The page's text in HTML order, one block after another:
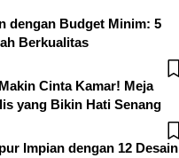
dengan Budget Minim: 5
Berkualitas
Cinta Kamar! Meja
yang Bikin Hati Senang
Impian dengan 12 Desain